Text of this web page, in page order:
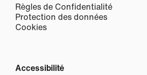
Règles de Confidentialité
Protection des données
Cookies
Accessibilité